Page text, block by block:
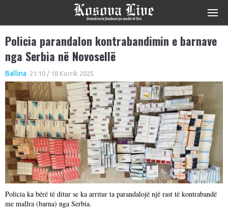
Policia parandalon kontrabandimin e barnave
nga Serbia në Novosellë
Ballina 21:10 / 18 Korrik 2025
Policia ka bërë të ditur se ka arritur ta parandalojë një rast të kontrabandë
me mallra (barna) nga Serbia.